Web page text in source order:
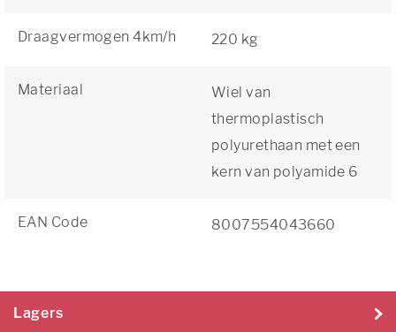
Draagvermogen 4km/h 220 kg
Materiaal
Wiel van
thermoplastisch
polyurethaan met een
kern van polyamide 6
EAN Code 8007554043660
Lagers